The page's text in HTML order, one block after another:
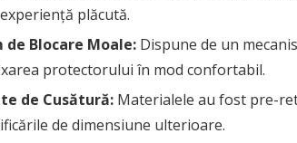
plăcută.
de Blocare Moale: Dispune de un
protectorului în mod confortabil.
de Cusătură: Materialele au fost pre-
de dimensiune ulterioare.